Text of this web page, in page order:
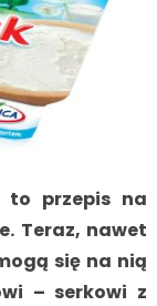
to przepis na
Teraz, nawet
się na nią
– serkowi z